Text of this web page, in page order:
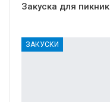
Закуска для
ЗАКУСКИ